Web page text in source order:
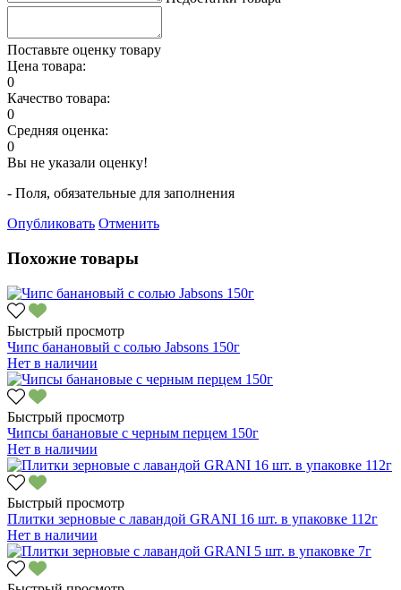
Поставьте оценку товару
Цена товара:
0
Качество товара:
0
Средняя оценка:
0
Вы не указали оценку!
- Поля, обязательные для заполнения
Опубликовать Отменить
Похожие товары
Быстрый просмотр
Чипс банановый с солью Jabsons 150г
Нет в наличии
Быстрый просмотр
Чипсы банановые с черным перцем 150г
Нет в наличии
Быстрый просмотр
Плитки зерновые с лавандой GRANI 16 шт. в упаковке 112г
Нет в наличии